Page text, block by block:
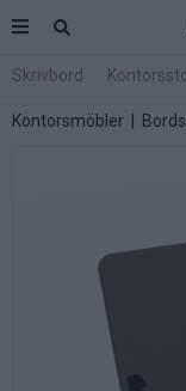
Skrivbord
Kontorsmöbler